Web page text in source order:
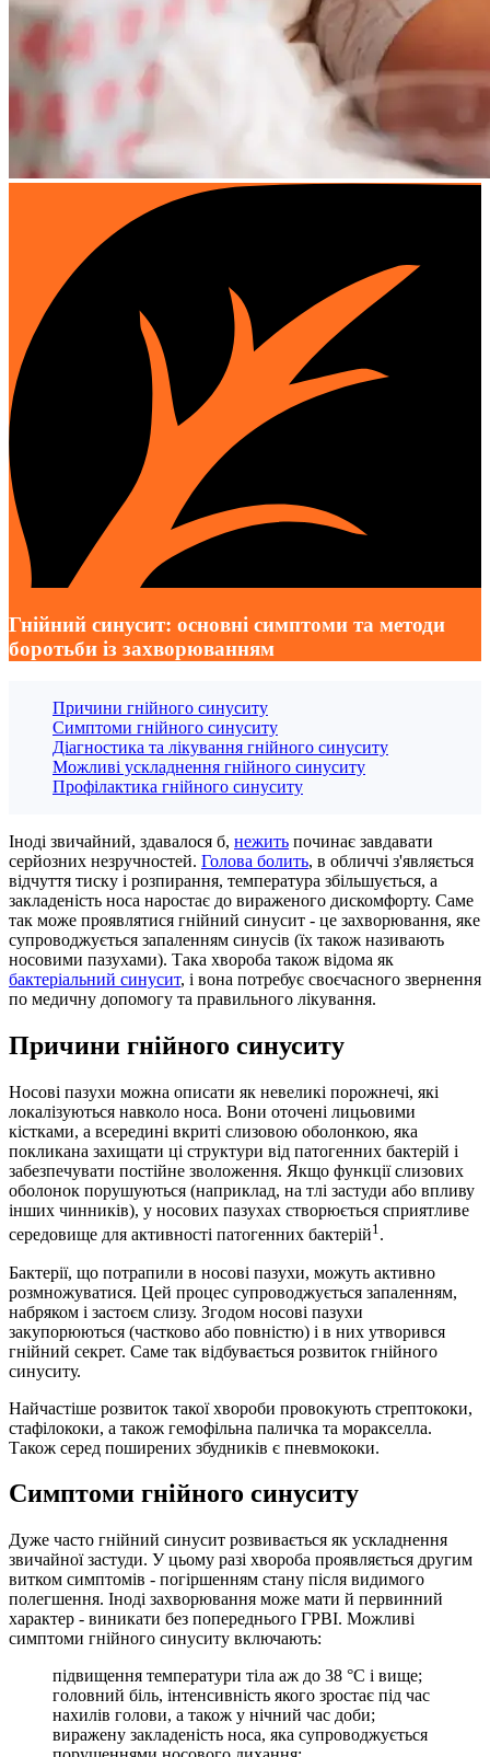
Гнійний синусит: основні симптоми та методи
боротьби із захворюванням
Причини гнійного синуситу
Симптоми гнійного синуситу
Діагностика та лікування гнійного синуситу
Можливі ускладнення гнійного синуситу
Профілактика гнійного синуситу
Іноді звичайний, здавалося б, нежить починає завдавати
серйозних незручностей. Голова болить, в обличчі з'являється
відчуття тиску і розпирання, температура збільшується, а
закладеність носа наростає до вираженого дискомфорту. Саме
так може проявлятися гнійний синусит - це захворювання, яке
супроводжується запаленням синусів (їх також називають
носовими пазухами). Така хвороба також відома як
бактеріальний синусит, і вона потребує своєчасного звернення
по медичну допомогу та правильного лікування.
Причини гнійного синуситу
Носові пазухи можна описати як невеликі порожнечі, які
локалізуються навколо носа. Вони оточені лицьовими
кістками, а всередині вкриті слизовою оболонкою, яка
покликана захищати ці структури від патогенних бактерій і
забезпечувати постійне зволоження. Якщо функції слизових
оболонок порушуються (наприклад, на тлі застуди або впливу
інших чинників), у носових пазухах створюється сприятливе
середовище для активності патогенних бактерій1.
Бактерії, що потрапили в носові пазухи, можуть активно
розмножуватися. Цей процес супроводжується запаленням,
набряком і застоєм слизу. Згодом носові пазухи
закупорюються (частково або повністю) і в них утворився
гнійний секрет. Саме так відбувається розвиток гнійного
синуситу.
Найчастіше розвиток такої хвороби провокують стрептококи,
стафілококи, а також гемофільна паличка та моракселла.
Також серед поширених збудників є пневмококи.
Симптоми гнійного синуситу
Дуже часто гнійний синусит розвивається як ускладнення
звичайної застуди. У цьому разі хвороба проявляється другим
витком симптомів - погіршенням стану після видимого
полегшення. Іноді захворювання може мати й первинний
характер - виникати без попереднього ГРВІ. Можливі
симптоми гнійного синуситу включають:
підвищення температури тіла аж до 38 °С і вище;
головний біль, інтенсивність якого зростає під час
нахилів голови, а також у нічний час доби;
виражену закладеність носа, яка супроводжується